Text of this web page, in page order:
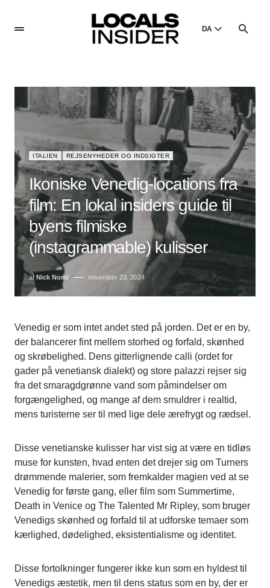
DA
Dansk
Danish
Poland
Русский
Russian
ITALIEN REJSENYHEDER OG INDSIGTER
Ikoniske Venedig-locations fra
film: En lokal insiders guide til
byens filmiske
(instagrammable) kulisser
af Nick Nomi november 23, 2024
Venedig er som intet andet sted på jorden. Det er en by,
der balancerer fint mellem storhed og forfald, skønhed
og skrøbelighed. Dens gitterlignende calli (ordet for
gader på venetiansk dialekt) og store palazzi rejser sig
fra det smaragdgrønne vand som påmindelser om
forgængelighed, og mange af dem smuldrer i realtid,
mens turisterne ser til med lige dele ærefrygt og rædsel.
Disse venetianske kulisser har vist sig at være en tidløs
muse for kunsten, hvad enten det drejer sig om Turners
drømmende malerier, som fremkalder magien ved at se
Venedig for første gang, eller film som Summertime,
Death in Venice og The Talented Mr Ripley, som bruger
Venedigs skønhed og forfald til at udforske temaer som
kærlighed, dødelighed, eksistentialisme og identitet.
Disse fortolkninger fungerer ikke kun som en hyldest til
Venedigs æstetik, men til dens status som en by, der er